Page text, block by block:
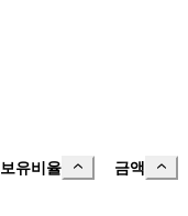
보유비율 금액